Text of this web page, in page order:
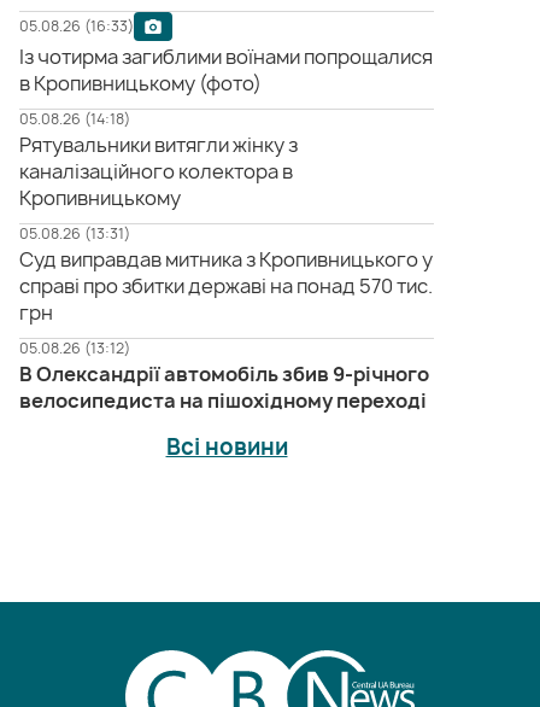
05.08.26 (16:33)
Із чотирма загиблими воїнами попрощалися
в Кропивницькому (фото)
05.08.26 (14:18)
Рятувальники витягли жінку з
каналізаційного колектора в
Кропивницькому
05.08.26 (13:31)
Суд виправдав митника з Кропивницького у
справі про збитки державі на понад 570 тис.
грн
05.08.26 (13:12)
В Олександрії автомобіль збив 9-річного
велосипедиста на пішохідному переході
Всі новини